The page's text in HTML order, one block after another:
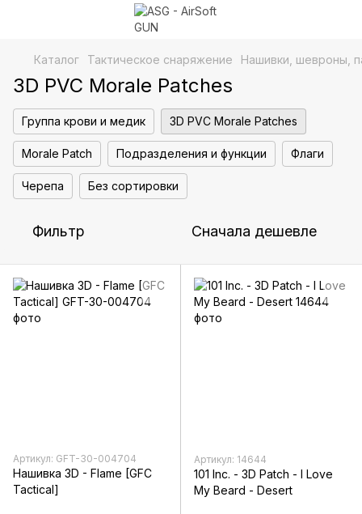
Каталог Тактическое снаряжение Нашивки, шевроны,
3D PVC Morale Patches
Группа крови и медик 3D PVC Morale Patches
Morale Patch Подразделения и функции Флаги
Черепа Без сортировки
Фильтр Сначала дешевле
Артикул: GFT-30-004704
Нашивка 3D - Flame [GFC
Tactical]
Артикул: 14644
101 Inc. - 3D Patch - I Love
My Beard - Desert